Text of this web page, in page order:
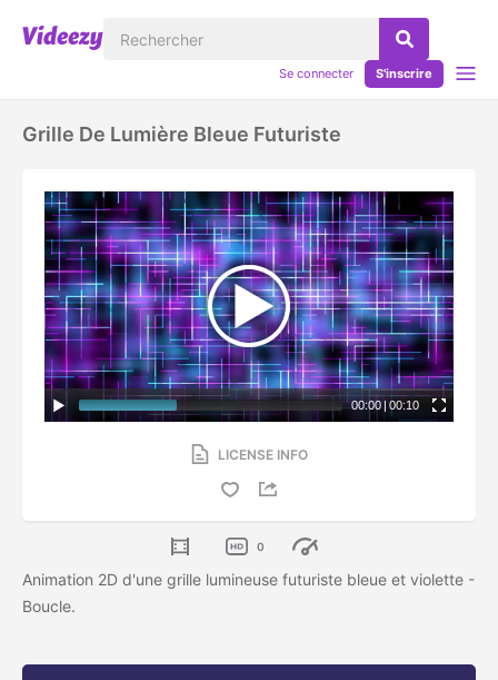
Se connecter S'inscrire
Grille De Lumière Bleue Futuriste
00:00 |00:10
LICENSE INFO
0
Animation 2D d'une grille lumineuse futuriste bleue et violette -
Boucle.